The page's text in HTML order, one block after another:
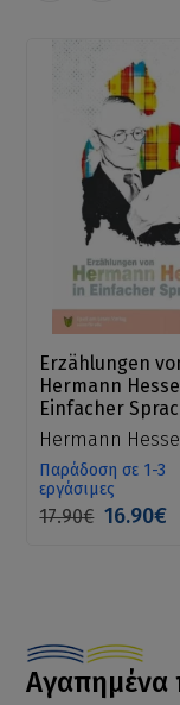
Erzählungen
Hermann
Einfacher
B1
Hermann Hesse
Παράδοση σε 1-3
εργάσιμες
17.90€ 16.90€
Αγαπημένα